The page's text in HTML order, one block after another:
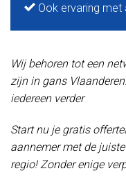
Ook ervaring
Wij behoren tot een
zijn in gans
iedereen verder
Start nu je gratis
aannemer met de
regio! Zonder enige